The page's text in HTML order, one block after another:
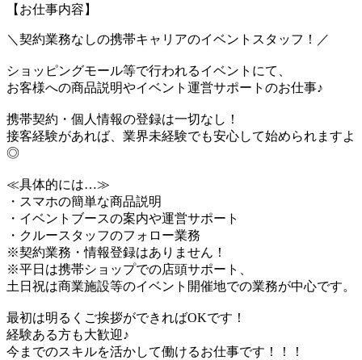
【お仕事内容】
＼契約業務なしの携帯キャリアのイベントスタッフ！／
ショッピングモール等で行われるイベントにて、
お客様への商品説明やイベント運営サポートのお仕事♪
携帯契約・個人情報の登録は一切なし！
接客経験があれば、業界未経験でも安心して始められますよ
◎
≪具体的には…≫
・スマホの簡単な商品説明
・イベントブースの案内や運営サポート
・クルースタッフのフォロー業務
※契約業務・情報登録はありません！
※平日は携帯ショップでの店頭サポート、
土日祝は商業施設等のイベント開催地での業務が中心です。
最初は明るくご挨拶ができればOKです！
経験ある方も大歓迎♪
今までのスキルを活かして働けるお仕事です！！！